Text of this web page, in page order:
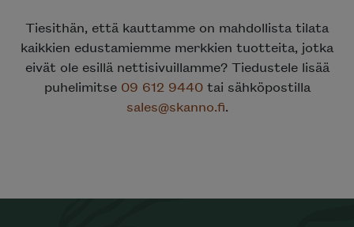
Tiesithän, että kauttamme on mahdollista tilata
kaikkien edustamiemme merkkien tuotteita, jotka
eivät ole esillä nettisivuillamme? Tiedustele lisää
puhelimitse 09 612 9440tai sähköpostilla
sales@skanno.fi.